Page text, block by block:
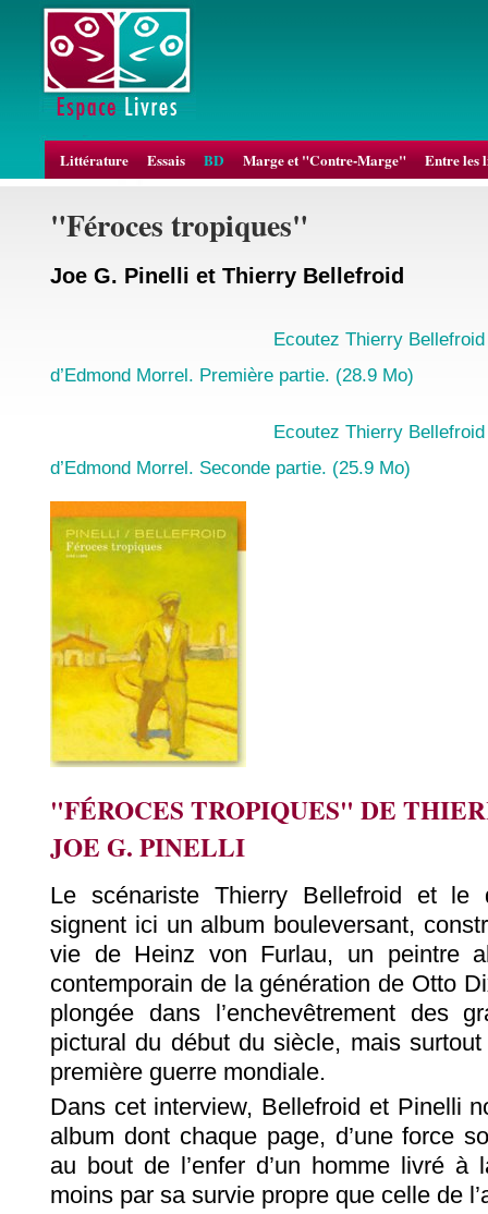
Littérature Essais BD Marge et "Contre-Marge" Entre les
"Féroces tropiques"
Joe G. Pinelli et Thierry Bellefroid
Ecoutez Thierry
d’Edmond Morrel. Première partie. (28.9 Mo)
Ecoutez Thierry
d’Edmond Morrel. Seconde partie. (25.9 Mo)
"FÉROCES TROPIQUES" DE
JOE G. PINELLI
Le scénariste Thierry Bellefroid et le
signent ici un album bouleversant,
vie de Heinz von Furlau, un peintre
contemporain de la génération de Otto
plongée dans l’enchevêtrement des
pictural du début du siècle, mais
première guerre mondiale.
Dans cet interview, Bellefroid et Pinelli
album dont chaque page, d’une force
au bout de l’enfer d’un homme livré à
moins par sa survie propre que celle de